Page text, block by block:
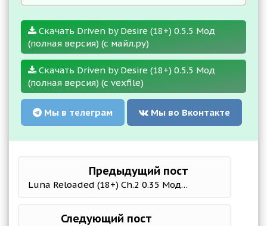
Скачать Driven by Desire (18+) 0.5.5 Мод
(полная версия) (с майл.ру)
Скачать Driven by Desire (18+) 0.5.5 Мод
(полная версия) (с vexfile)
Мы в телеграм Мы во Вконтакте
Предыдущий пост
Luna Reloaded (18+) Ch.2 0.35 Мод (полная версия)
Следующий пост